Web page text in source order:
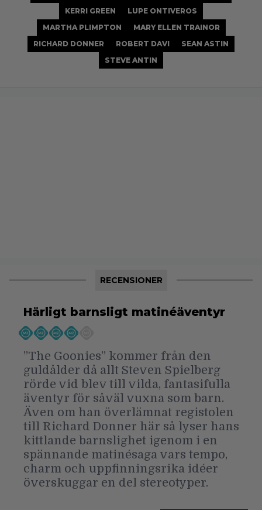
KERRI GREEN
LUPE ONTIVEROS
MARTHA PLIMPTON
MARY ELLEN TRAINOR
RICHARD DONNER
ROBERT DAVI
SEAN ASTIN
STEVE ANTIN
RECENSIONER
Härligt barnsligt matinéäventyr
”The Goonies” kommer från den
guldålder då allt Steven Spielberg
rörde vid blev till vilda, fantasifulla
äventyr för såväl vuxna som barn.
Även om han överlämnat registolen
till Richard Donner här så lyser hans
kittlande barnslighet igenom i en
spännande matinésaga vars tempo,
charm och uppfinningsrika idéer
överskuggar en del stereotyper.